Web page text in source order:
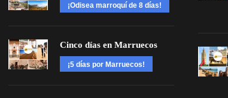
¡Odisea marroquí de 8 días!
Cinco días en Marruecos
¡5 días por Marruecos!